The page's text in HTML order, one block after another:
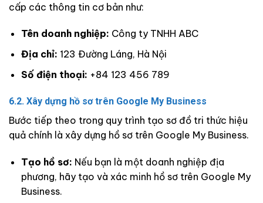
cấp các thông tin cơ bản như:
Tên doanh nghiệp: Công ty TNHH ABC
Địa chỉ: 123 Đường Láng, Hà Nội
Số điện thoại: +84 123 456 789
6.2. Xây dựng hồ sơ trên Google My Business
Bước tiếp theo trong quy trình tạo sơ đồ tri thức hiệu
quả chính là xây dựng hồ sơ trên Google My Business.
Tạo hồ sơ: Nếu bạn là một doanh nghiệp địa
phương, hãy tạo và xác minh hồ sơ trên Google My
Business.